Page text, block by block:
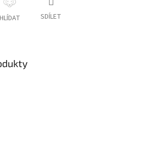
HLÍDAT SDÍLET